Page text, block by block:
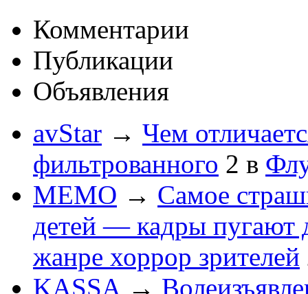
Комментарии
Публикации
Объявления
avStar → Чем
фильтрованного 2 в
MEMO → Самое
детей — кадры пугают
жанре хоррор зрителей
KASSA →